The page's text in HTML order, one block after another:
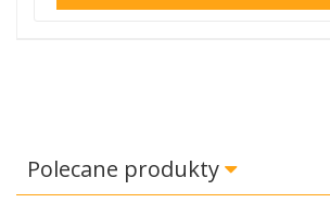
Polecane produkty